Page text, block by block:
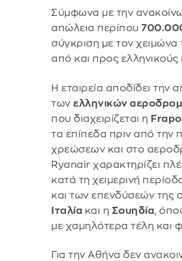
Σύμφωνα με την
απώλεια περίπου
σύγκριση με τον
από και προς
Η εταιρεία αποδίδει
τωνελληνικών
που διαχειρίζεται η
τα επίπεδα πριν από την
χρεώσεων και στο
Ryanair χαρακτηρίζει
κατά τη χειμερινή
και των επενδύσεών
Ιταλία και η Σουηδία,
με χαμηλότερα τέλη και
Για την Αθήνα δεν